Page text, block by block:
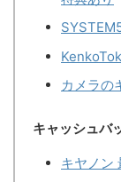
カメラの
キャッシュバ
キヤノン